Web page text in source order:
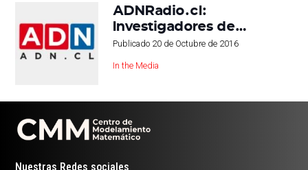
ADNRadio.cl:
Investigadores de…
Publicado 20 de Octubre de 2016
In the Media
Nuestras Redes sociales